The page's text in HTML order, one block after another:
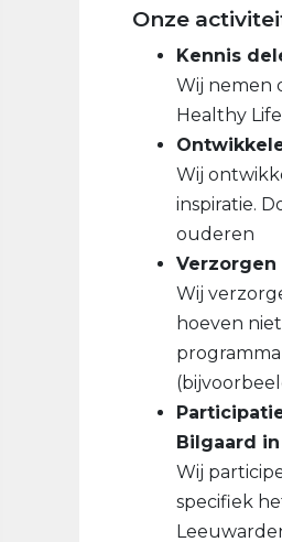
Onze
Kennis
Wij nemen
Healthy
Wij
inspiratie.
ouderen
Verzorgen
Wij
hoeven
Bilgaard
Wij
specifiek